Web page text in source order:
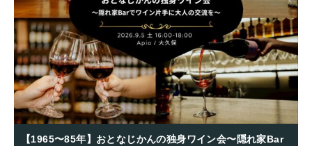
【1965〜85年】おとなじかんの独身ワイン会〜隠れ家Bar